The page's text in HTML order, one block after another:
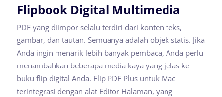
Flipbook Digital Multimedia
PDF yang diimpor selalu terdiri dari konten teks,
gambar, dan tautan. Semuanya adalah objek statis. Jika
Anda ingin menarik lebih banyak pembaca, Anda perlu
menambahkan beberapa media kaya yang jelas ke
buku flip digital Anda. Flip PDF Plus untuk Mac
terintegrasi dengan alat Editor Halaman, yang